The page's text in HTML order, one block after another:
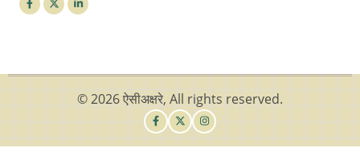
© 2026 ऐसीअक्षरे, All rights reserved.